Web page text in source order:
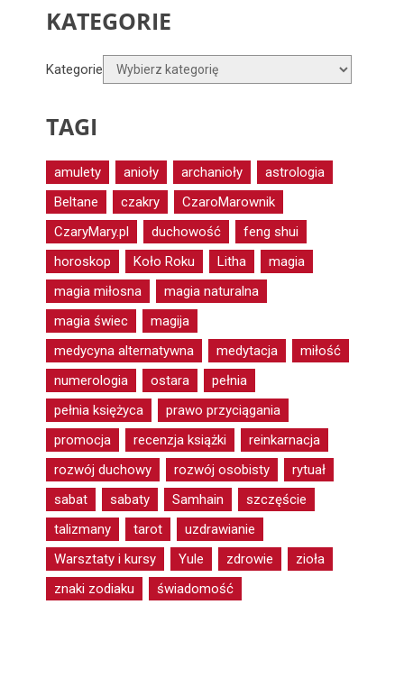
KATEGORIE
Kategorie
TAGI
amulety anioły archanioły
astrologia
Beltane
czakry
CzaroMarownik
CzaryMary.pl
duchowość
feng shui
horoskop
Koło Roku Litha
magia
magia miłosna
magia naturalna
magia świec
magija
medycyna alternatywna
medytacja
miłość
numerologia
ostara
pełnia
pełnia księżyca
prawo przyciągania
promocja
recenzja książki
reinkarnacja
rozwój duchowy
rozwój osobisty
rytuał
sabat
sabaty Samhain
szczęście
talizmany
tarot
uzdrawianie
Warsztaty i kursy
Yule zdrowie
zioła
znaki zodiaku
świadomość